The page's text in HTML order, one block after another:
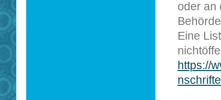
oder an
Eine
https://